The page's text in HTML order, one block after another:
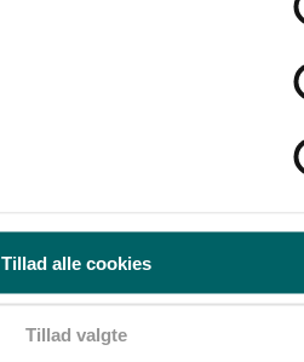
Tillad alle cookies
Tillad valgte